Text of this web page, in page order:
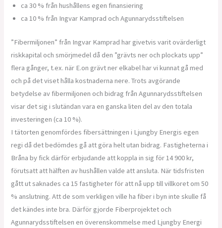
ca 30 % från hushållens egen finansiering
ca 10 % från Ingvar Kamprad och Agunnarydsstiftelsen
”Fibermiljonen” från Ingvar Kamprad har givetvis varit ovärderligt
riskkapital och smörjmedel då den ”grävts ner och plockats upp”
flera gånger, t.ex. när E.on grävt ner elkabel har vi kunnat gå med
och på det viset hålla kostnaderna nere. Trots avgörande
betydelse av fibermiljonen och bidrag från Agunnarydsstiftelsen
visar det sig i slutändan vara en ganska liten del av den totala
investeringen (ca 10 %).
I tätorten genomfördes fibersättningen i Ljungby Energis egen
regi då det bedömdes gå att göra helt utan bidrag. Fastigheterna i
Bråna by fick därför erbjudande att koppla in sig för 14 900 kr,
förutsatt att hälften av hushållen valde att ansluta. När tidsfristen
gått ut saknades ca 15 fastigheter för att nå upp till villkoret om 50
% anslutning. Att de som verkligen ville ha fiber i byn inte skulle få
det kändes inte bra. Därför gjorde Fiberprojektet och
Agunnarydsstiftelsen en överenskommelse med Ljungby Energi